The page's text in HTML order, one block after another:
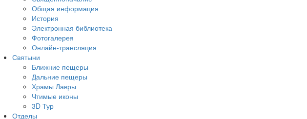
Общая информация
История
Электронная библиотека
Фотогалерея
Онлайн-трансляция
Святыни
Ближние пещеры
Дальние пещеры
Храмы Лавры
Чтимые иконы
3D Тур
Отделы